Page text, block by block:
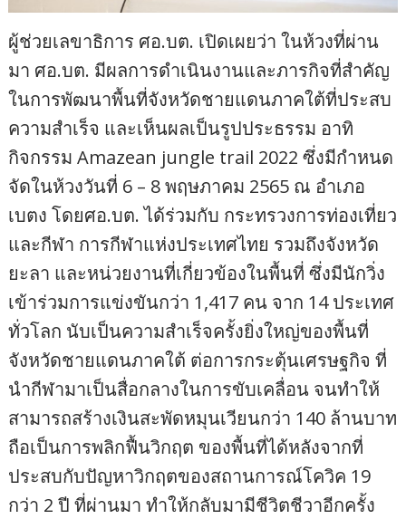
ผู้ช่วยเลขาธิการ ศอ.บต. เปิดเผยว่า ในห้วงที่ผ่าน
มา ศอ.บต. มีผลการดำเนินงานและภารกิจที่สำคัญ
ในการพัฒนาพื้นที่จังหวัดชายแดนภาคใต้ที่ประสบ
ความสำเร็จ และเห็นผลเป็นรูปประธรรม อาทิ
กิจกรรม Amazean jungle trail 2022 ซึ่งมีกำหนด
จัดในห้วงวันที่ 6 – 8 พฤษภาคม 2565 ณ อำเภอ
เบตง โดยศอ.บต. ได้ร่วมกับ กระทรวงการท่องเที่ยว
และกีฬา การกีฬาแห่งประเทศไทย รวมถึงจังหวัด
ยะลา และหน่วยงานที่เกี่ยวข้องในพื้นที่ ซึ่งมีนักวิ่ง
เข้าร่วมการแข่งขันกว่า 1,417 คน จาก 14 ประเทศ
ทั่วโลก นับเป็นความสำเร็จครั้งยิ่งใหญ่ของพื้นที่
จังหวัดชายแดนภาคใต้ ต่อการกระตุ้นเศรษฐกิจ ที่
นำกีฬามาเป็นสื่อกลางในการขับเคลื่อน จนทำให้
สามารถสร้างเงินสะพัดหมุนเวียนกว่า 140 ล้านบาท
ถือเป็นการพลิกฟื้นวิกฤต ของพื้นที่ได้หลังจากที่
ประสบกับปัญหาวิกฤตของสถานการณ์โควิค 19
กว่า 2 ปี ที่ผ่านมา ทำให้กลับมามีชีวิตชีวาอีกครั้ง